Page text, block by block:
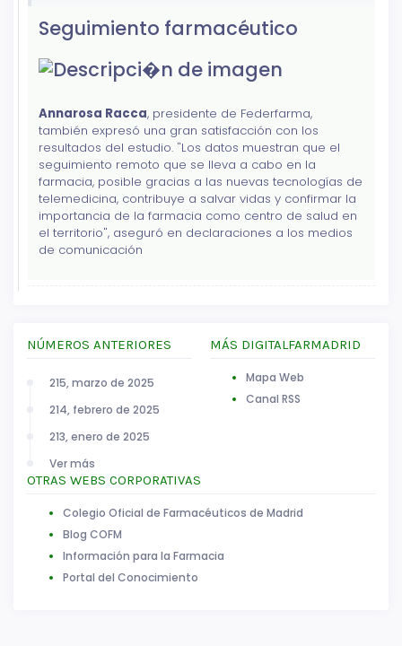
Seguimiento farmacéutico
Annarosa Racca, presidente de Federfarma,
también expresó una gran satisfacción con los
resultados del estudio. "Los datos muestran que el
seguimiento remoto que se lleva a cabo en la
farmacia, posible gracias a las nuevas tecnologías de
telemedicina, contribuye a salvar vidas y confirmar la
importancia de la farmacia como centro de salud en
el territorio", aseguró en declaraciones a los medios
de comunicación
NÚMEROS ANTERIORES
215, marzo de 2025
214, febrero de 2025
213, enero de 2025
Ver más
MÁS DIGITALFARMADRID
Mapa Web
Canal RSS
OTRAS WEBS CORPORATIVAS
Colegio Oficial de Farmacéuticos de Madrid
Blog COFM
Información para la Farmacia
Portal del Conocimiento